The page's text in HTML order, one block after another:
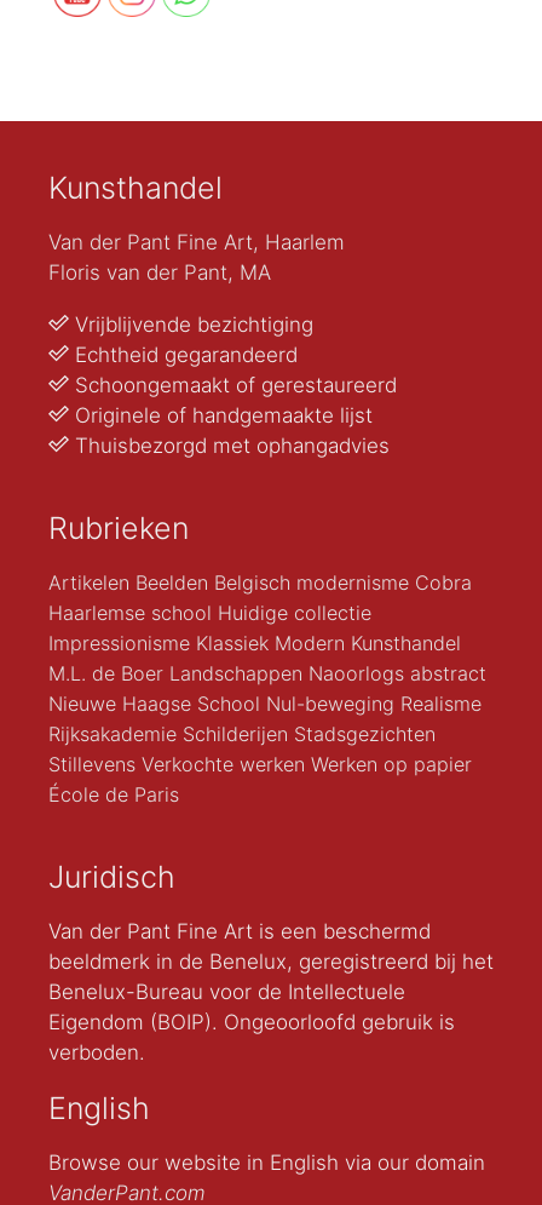
Kunsthandel
Van der Pant Fine Art, Haarlem
Floris van der Pant, MA
Vrijblijvende bezichtiging
Echtheid gegarandeerd
Schoongemaakt of gerestaureerd
Originele of handgemaakte lijst
Thuisbezorgd met ophangadvies
Rubrieken
Artikelen Beelden Belgisch modernisme Cobra
Haarlemse school Huidige collectie
Impressionisme Klassiek Modern Kunsthandel
M.L. de Boer Landschappen Naoorlogs abstract
Nieuwe Haagse School Nul-beweging Realisme
Rijksakademie Schilderijen Stadsgezichten
Stillevens Verkochte werken Werken op papier
École de Paris
Juridisch
Van der Pant Fine Art is een beschermd
beeldmerk in de Benelux, geregistreerd bij het
Benelux-Bureau voor de Intellectuele
Eigendom (BOIP). Ongeoorloofd gebruik is
verboden.
English
Browse our website in English via our domain
VanderPant.com